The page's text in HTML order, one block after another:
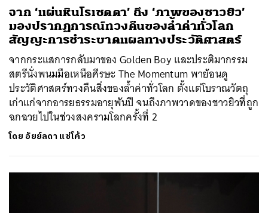
จาก ‘แผ่นหินโรเซตตา’ ถึง ‘ภาพของชาวยิว’
มองปรากฏการณ์ทวงคืนของล้ำค่าทั่วโลก
สัญญะการชำระบาดแผลทางประวัติศาสตร์
จากกระแสการกลับมาของ Golden Boy และประติมากรรม
สตรีนั่งพนมมือเหนือศีรษะ The Momentum พาย้อนดู
ประวัติศาสตร์ทวงคืนสิ่งของล้ำค่าทั่วโลก ตั้งแต่โบราณวัตถุ
เก่าแก่จากอารยธรรมอายุพันปี จนถึงภาพวาดของชาวยิวที่ถูก
ฉกฉวยไปในช่วงสงครามโลกครั้งที่ 2
โดย อัยย์ลดา แซ่โค้ว
SHARE TWEET LINE EMAIL